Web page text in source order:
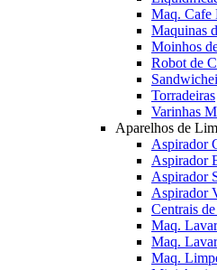
Maq. Cafe
Maquinas
Moinhos
Robot de
Torradeiras
Varinhas
Aparelhos de
Aspirador
Aspirador
Aspirador
Aspirador
Centrais
Maq.
Maq.
Maq.